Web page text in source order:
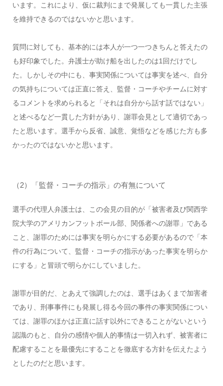
います。これにより、仮に裁判にまで発展しても一貫した主張
を維持できるのではないかと思います。
質問に対しても、基本的には本人が一つ一つきちんと答えたの
も好印象でした。弁護士が助け船を出したのは1回だけでし
た。しかしその中にも、事実関係については事実を述べ、自分
の気持ちについては正直に答え、監督・コーチやチームに対す
るコメントを求められると「それは自分から話す話ではない」
と述べるなど一貫した方針があり、謝罪会見として適切であっ
たと思います。選手から反省、誠意、覚悟などを感じた方も多
かったのではないかと思います。
（2）「監督・コーチの指示」の有無について
選手の代理人弁護士は、この会見の目的が「被害者及び関西学
院大学のアメリカンフットボール部、関係者への謝罪」である
こと、謝罪のためには事実を明らかにする必要があるので「本
件の行為について、監督・コーチの指示があった事実を明らか
にする」と冒頭で明らかにしていました。
謝罪が目的だ、とあえて強調したのは、選手はあくまで加害者
であり、刑事事件にも発展し得る今回の事件の事実関係につい
ては、謝罪のほかは正直に話す以外にできることがないという
認識のもと、自分の感情や個人的事情は一切入れず、被害者に
配慮することを最優先にすることを徹底する方針を伝えたよう
としたのだと思います。